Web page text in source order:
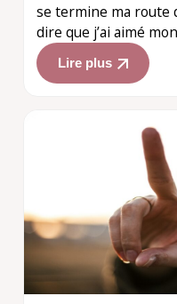
se termine ma route
dire que j’ai aimé
Lire plus